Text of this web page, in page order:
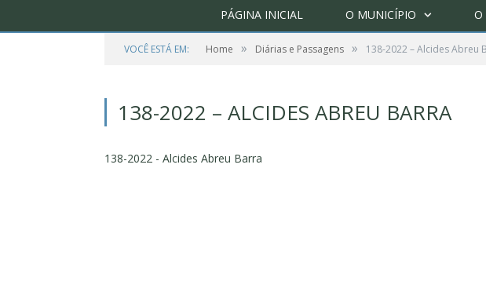
PÁGINA INICIAL O MUNICÍPIO O
VOCÊ ESTÁ EM: Home » Diárias e Passagens » 138-2022 – Alcides Abreu
138-2022 – ALCIDES ABREU BARRA
138-2022 - Alcides Abreu Barra